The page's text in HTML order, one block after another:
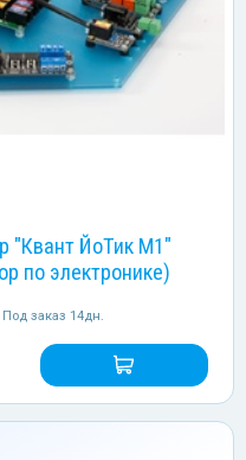
"Квант ЙоТик М1"
по электронике)
Под заказ 14дн.